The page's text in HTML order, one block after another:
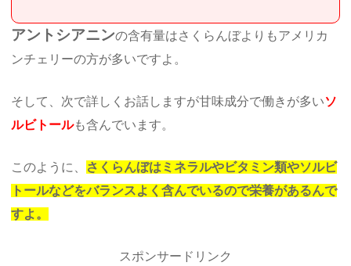
アントシアニンの含有量はさくらんぼよりもアメリカ
ンチェリーの方が多いですよ。
そして、次で詳しくお話しますが甘味成分で働きが多いソ
ルビトールも含んでいます。
このように、 さくらんぼはミネラルやビタミン類やソルビ
トールなどをバランスよく含んでいるので栄養があるんで
すよ。
スポンサードリンク